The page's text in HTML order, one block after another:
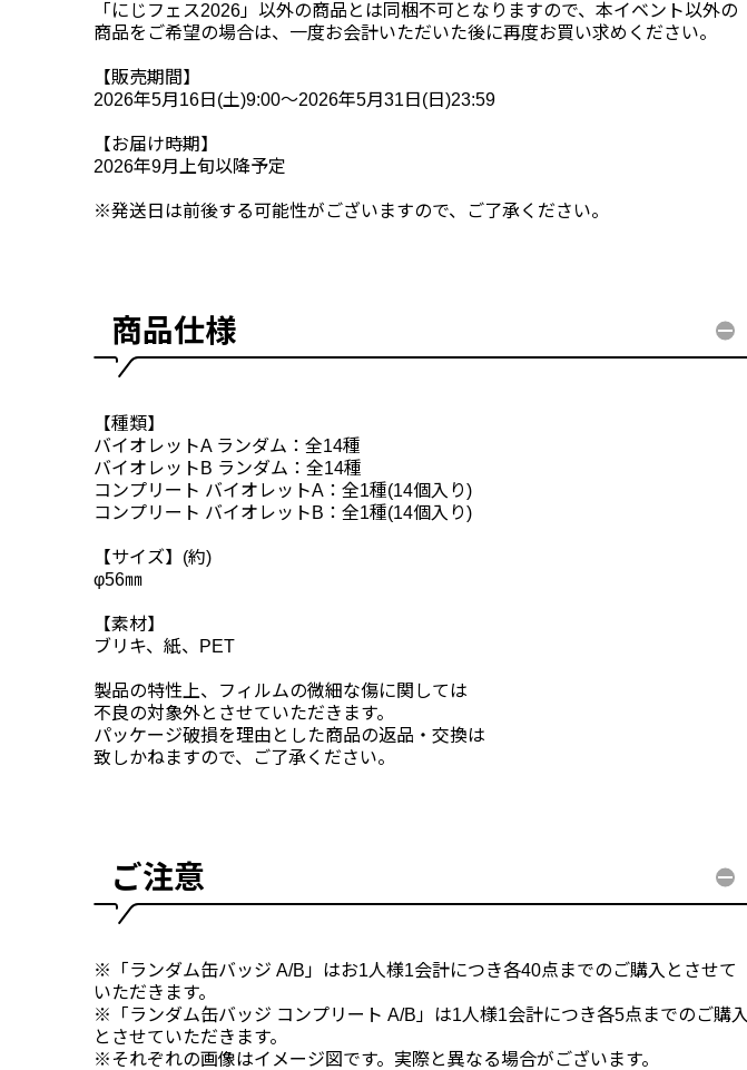
「にじフェス2026」以外の商品とは同梱不可となりますので、本イベント以外の
商品をご希望の場合は、一度お会計いただいた後に再度お買い求めください。
【販売期間】
2026年5月16日(土)9:00～2026年5月31日(日)23:59
【お届け時期】
2026年9月上旬以降予定
※発送日は前後する可能性がございますので、ご了承ください。
商品仕様
【種類】
バイオレットA ランダム：全14種
バイオレットB ランダム：全14種
コンプリート バイオレットA：全1種(14個入り)
コンプリート バイオレットB：全1種(14個入り)
【サイズ】(約)
φ56㎜
【素材】
ブリキ、紙、PET
製品の特性上、フィルムの微細な傷に関しては
不良の対象外とさせていただきます。
パッケージ破損を理由とした商品の返品・交換は
致しかねますので、ご了承ください。
ご注意
※「ランダム缶バッジ A/B」はお1人様1会計につき各40点までのご購入とさせて
いただきます。
※「ランダム缶バッジ コンプリート A/B」は1人様1会計につき各5点までのご購入
とさせていただきます。
※それぞれの画像はイメージ図です。実際と異なる場合がございます。